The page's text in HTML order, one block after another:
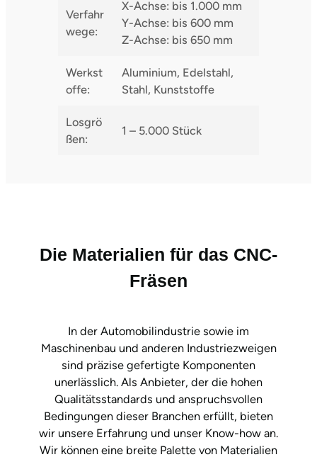
Verfahr
wege:
X-Achse: bis 1.000 mm
Y-Achse: bis 600 mm
Z-Achse: bis 650 mm
Werkst
offe:
Aluminium, Edelstahl,
Stahl, Kunststoffe
Losgrö
ßen:
1 – 5.000 Stück
Die Materialien für das CNC-
Fräsen
In der Automobilindustrie sowie im
Maschinenbau und anderen Industriezweigen
sind präzise gefertigte Komponenten
unerlässlich. Als Anbieter, der die hohen
Qualitätsstandards und anspruchsvollen
Bedingungen dieser Branchen erfüllt, bieten
wir unsere Erfahrung und unser Know-how an.
Wir können eine breite Palette von Materialien